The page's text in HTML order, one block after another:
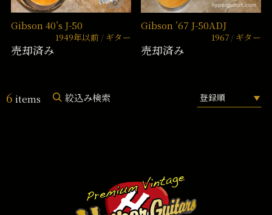
Gibson 40’s J-50
1949年以前 ギター
売却済み
Gibson ’67 J-50ADJ
1967 ギター
売却済み
6 items 絞込み検索